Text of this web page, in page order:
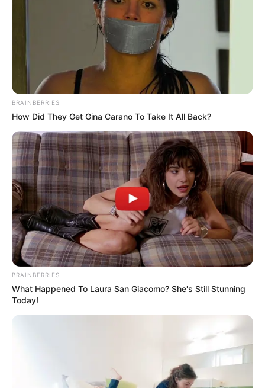
BRAINBERRIES
How Did They Get Gina Carano To Take It All Back?
BRAINBERRIES
What Happened To Laura San Giacomo? She's Still Stunning
Today!